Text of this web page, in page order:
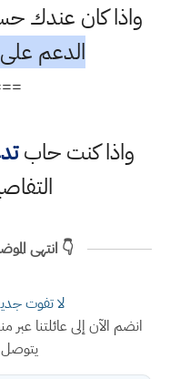
واذا كان عندك
الدعم على
واذا كنت حاب
👇 انتهى
لا تفوت
انضم الآن إلى عائلتنا